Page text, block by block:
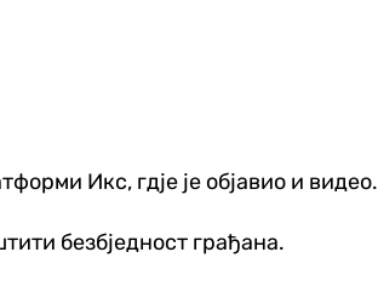
Икс, гдје је објавио и видео.
безбједност грађана.